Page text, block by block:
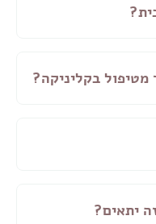
מטיפול בקליניקה?
יתאים?